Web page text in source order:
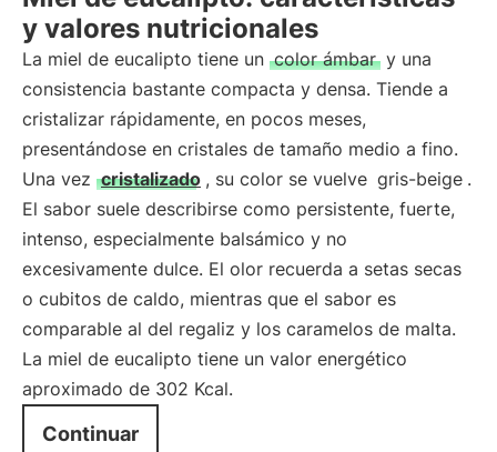
y valores nutricionales
La miel de eucalipto tiene un color ámbar y una
consistencia bastante compacta y densa. Tiende a
cristalizar rápidamente, en pocos meses,
presentándose en cristales de tamaño medio a fino.
Una vez cristalizado , su color se vuelve gris-beige .
El sabor suele describirse como persistente, fuerte,
intenso, especialmente balsámico y no
excesivamente dulce. El olor recuerda a setas secas
o cubitos de caldo, mientras que el sabor es
comparable al del regaliz y los caramelos de malta.
La miel de eucalipto tiene un valor energético
aproximado de 302 Kcal.
Continuar